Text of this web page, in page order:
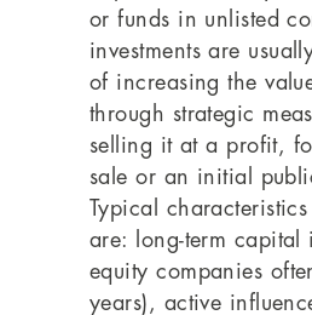
or funds in unlisted
investments are
of increasing the
through strategic
selling it at a profit,
sale or an initial
Typical
are: long-term capital
equity companies
years), active